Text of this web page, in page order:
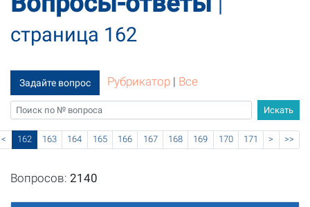
|
страница 162
Задайте вопрос Рубрикатор| Все
< 162 163 164 165 166 167 168 169 170 171 > >>
Вопросов: 2140